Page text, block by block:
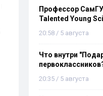
Профессор
Talented Young
20:58 / 5 августа
Что внутри
20:35 / 5 августа